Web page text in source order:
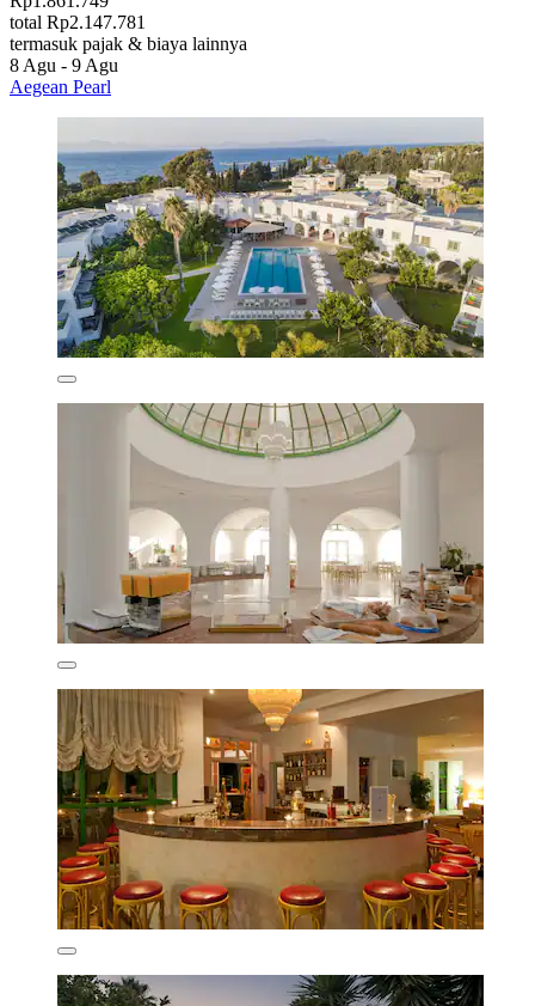
total Rp2.147.781
termasuk pajak & biaya lainnya
8 Agu - 9 Agu
Aegean Pearl